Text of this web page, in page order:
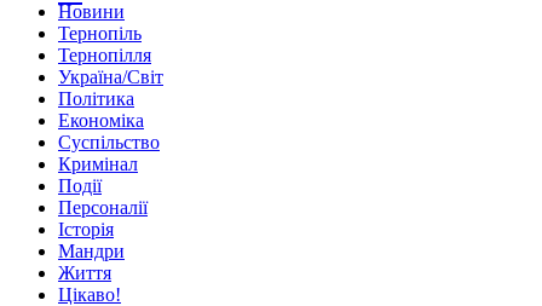
Новини
Тернопіль
Тернопілля
Україна/Світ
Політика
Економіка
Суспільство
Кримінал
Події
Персоналії
Історія
Мандри
Життя
Цікаво!